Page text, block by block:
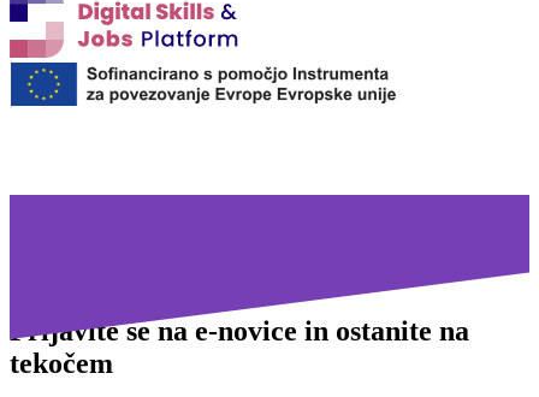
Prijavite se na e-novice in ostanite na
tekočem